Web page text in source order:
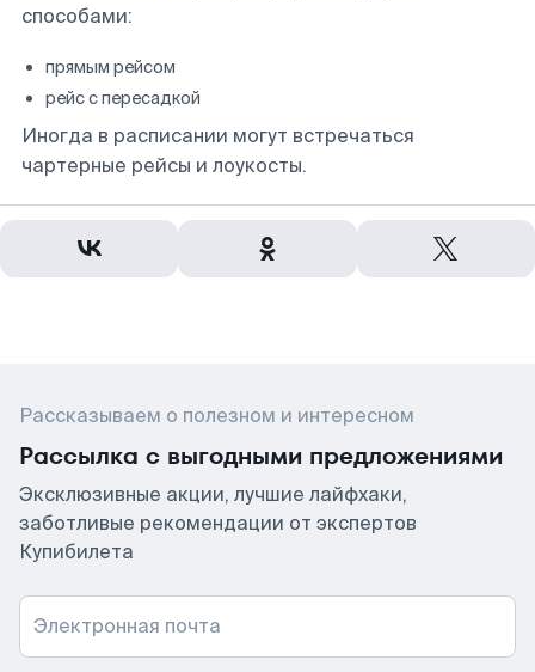
способами:
прямым рейсом
рейс с пересадкой
Иногда в расписании могут встречаться
чартерные рейсы и лоукосты.
Рассказываем о полезном и интересном
Рассылка с выгодными предложениями
Эксклюзивные акции, лучшие лайфхаки,
заботливые рекомендации от экспертов
Купибилета
Электронная почта